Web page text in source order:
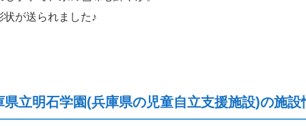
が送られました♪
県立明石学園(兵庫県の児童自立支援施設)の施設